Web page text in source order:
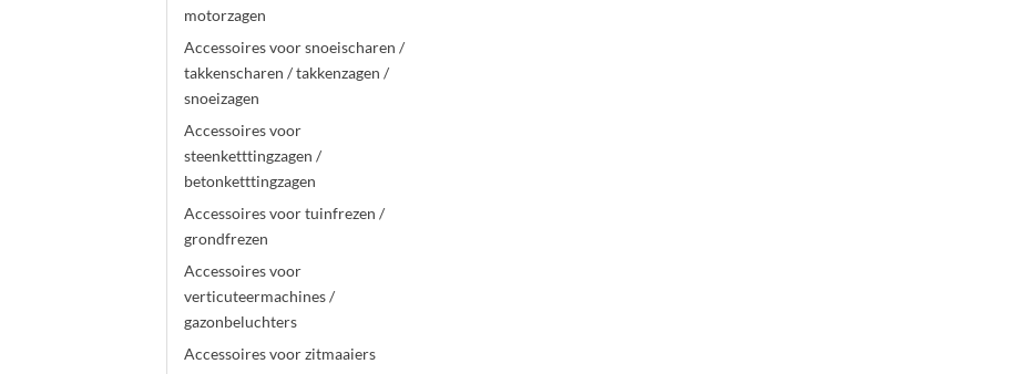
motorzagen
Accessoires voor snoeischaren /
takkenscharen / takkenzagen /
snoeizagen
Accessoires voor
steenketttingzagen /
betonketttingzagen
Accessoires voor tuinfrezen /
grondfrezen
Accessoires voor
verticuteermachines /
gazonbeluchters
Accessoires voor zitmaaiers